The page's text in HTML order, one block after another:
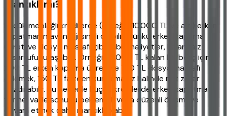
mantıklı mı?
Küçük meblağlı kredilerde (örneğin 10.000 TL ve altı) erken
kapatmanın avantajı sınırlı olabilir. Çünkü erken kapama
ücreti ve dosya masrafı gibi sabit maliyetler, kalan faiz
tasarrufunu aşabilir. Örneğin 5.000 TL kalan bir borç için
200 TL erken kapama ücreti ve 100 TL dosya masrafı
ödemek, 150 TL faizden kurtulmanız halinde net zarar
yazdırabilir. Bu nedenle küçük kredilerde erken kapatma
yerine, vade sonunu beklemek veya düzenli ödemeye
devam etmek daha mantıklı olabilir.